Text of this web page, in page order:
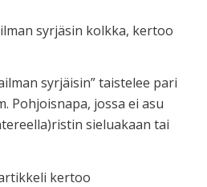
syrjäsin kolkka, kertoo
syrjäisin” taistelee pari
Pohjoisnapa, jossa ei asu
sieluakaan tai
kertoo